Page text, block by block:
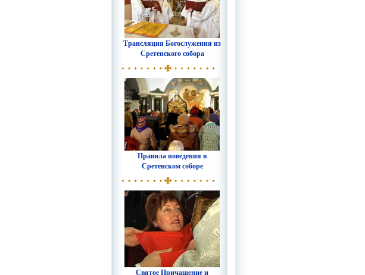
Трансляция Богослужения из
Сретенского собора
Правила поведения в
Сретенском соборе
Святое Причащение и